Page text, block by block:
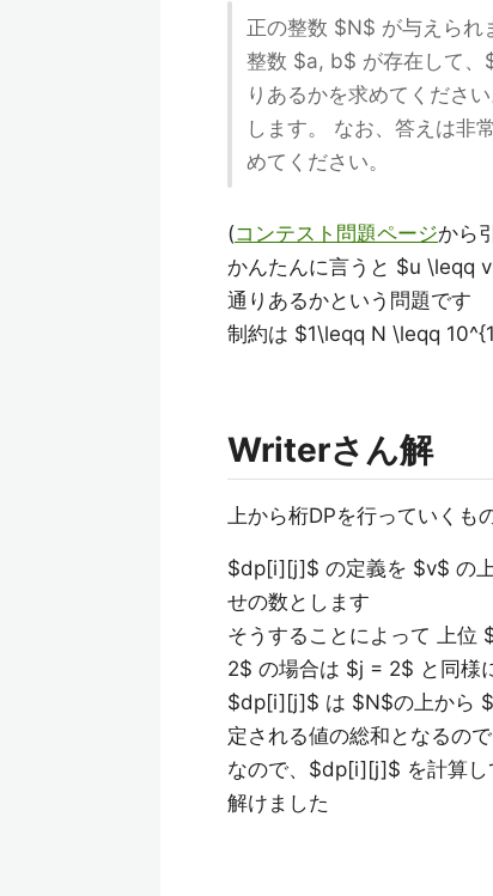
正の整数 $N$ が与えら
整数 $a, b$ が存在して
りあるかを求めてくださ
します。 なお、答えは非
めてください。
(コンテスト問題ページから
かんたんに言うと $u
通りあるかという問題です
制約は $1\leqq N \leqq
Writerさん解
上から桁DPを行っていくも
$dp[i][j]$ の定義を $v$ の
せの数とします
そうすることによって 上位
2$ の場合は $j = 2$ と同様
$dp[i][j]$ は $N$の上から
定される値の総和となるの
なので、$dp[i][j]$ を計算
解けました